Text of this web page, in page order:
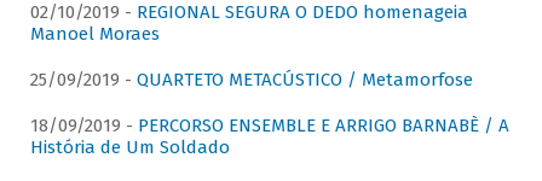
02/10/2019 - REGIONAL SEGURA O DEDO homenageia
Manoel Moraes
25/09/2019 - QUARTETO METACÚSTICO / Metamorfose
18/09/2019 - PERCORSO ENSEMBLE E ARRIGO BARNABÈ / A
História de Um Soldado